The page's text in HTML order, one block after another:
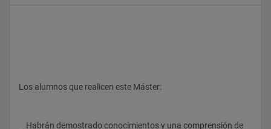
Los alumnos que realicen este Máster: